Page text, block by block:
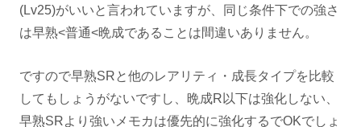
(Lv25)がいいと言われていますが、同じ条件下での強さ
は早熟<普通<晩成であることは間違いありません。
ですので早熟SRと他のレアリティ・成長タイプを比較
してもしょうがないですし、晩成R以下は強化しない、
早熟SRより強いメモカは優先的に強化するでOKでしょ